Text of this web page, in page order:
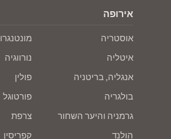
אירופה
אוסטריה
איטליה
אנגליה, בריטניה
בולגריה
גרמניה והיער השחור
הולנד
מונטנגרו
נורווגיה
פולין
פורטוגל
צרפת
קפריסין